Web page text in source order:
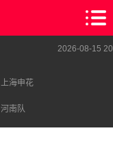
2026-08-15
上海申花
河南队